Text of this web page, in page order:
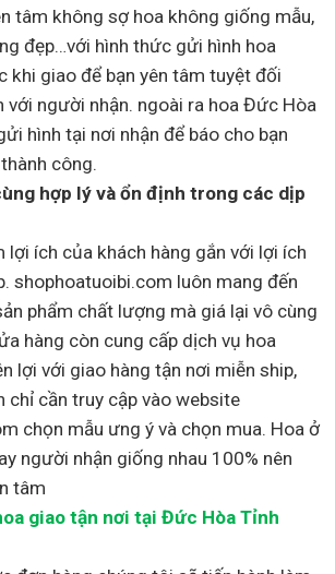
tâm không sợ hoa không giống mẫu,
đẹp…với hình thức gửi hình hoa
khi giao để bạn yên tâm tuyệt đối
với người nhận. ngoài ra hoa Đức Hòa
hình tại nơi nhận để báo cho bạn
công.
hợp lý và ổn định trong các dịp
lợi ích của khách hàng gắn với lợi ích
shophoatuoibi.com luôn mang đến
phẩm chất lượng mà giá lại vô cùng
hàng còn cung cấp dịch vụ hoa
lợi với giao hàng tận nơi miễn ship,
chỉ cần truy cập vào website
chọn mẫu ưng ý và chọn mua. Hoa ở
người nhận giống nhau 100% nên
tâm
giao tận nơi tại Đức Hòa Tỉnh